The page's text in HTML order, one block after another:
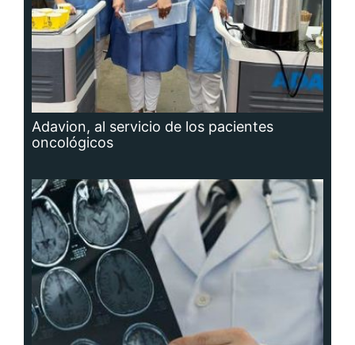
Adavion, al servicio de los pacientes
oncológicos